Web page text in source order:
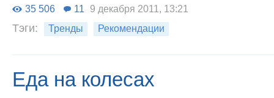
35 506 11 9 декабря 2011, 13:21
Тэги: Тренды Рекомендации
Еда на колесах